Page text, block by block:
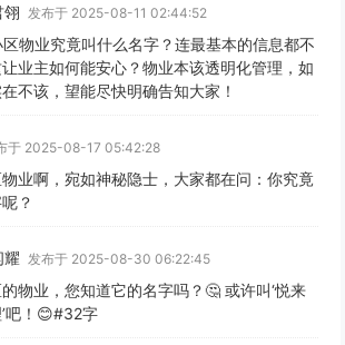
翎 发布于 2025-08-11 02:44:52
物业究竟叫什么名字？连最基本的信息都不
业主如何能安心？物业本该透明化管理，如
不该，望能尽快明确告知大家！
于 2025-08-17 05:42:28
业啊，宛如神秘隐士，大家都在问：你究竟
？
耀 发布于 2025-08-30 06:22:45
物业，您知道它的名字吗？🤔 或许叫‘悦来
吧！😊#32字